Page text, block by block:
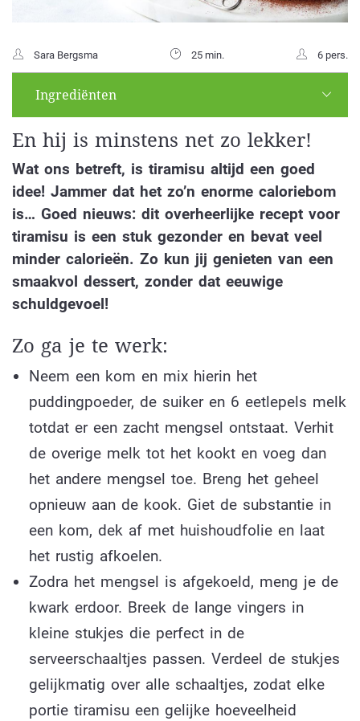
Sara Bergsma 25 min. 6 pers.
Ingrediënten
En hij is minstens net zo lekker!
Wat ons betreft, is tiramisu altijd een goed
idee! Jammer dat het zo’n enorme caloriebom
is… Goed nieuws: dit overheerlijke recept voor
tiramisu is een stuk gezonder en bevat veel
minder calorieën. Zo kun jij genieten van een
smaakvol dessert, zonder dat eeuwige
schuldgevoel!
Zo ga je te werk:
Neem een kom en mix hierin het
puddingpoeder, de suiker en 6 eetlepels melk
totdat er een zacht mengsel ontstaat. Verhit
de overige melk tot het kookt en voeg dan
het andere mengsel toe. Breng het geheel
opnieuw aan de kook. Giet de substantie in
een kom, dek af met huishoudfolie en laat
het rustig afkoelen.
Zodra het mengsel is afgekoeld, meng je de
kwark erdoor. Breek de lange vingers in
kleine stukjes die perfect in de
serveerschaaltjes passen. Verdeel de stukjes
gelijkmatig over alle schaaltjes, zodat elke
portie tiramisu een gelijke hoeveelheid